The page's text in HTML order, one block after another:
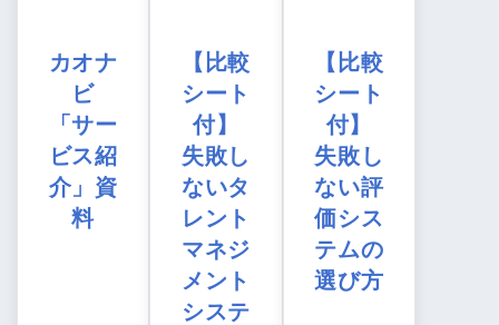
カオナ
ビ
「サー
ビス紹
介」資
料
【比較
シート
付】
失敗し
ないタ
レント
マネジ
メント
システ
【比較
シート
付】
失敗し
ない評
価シス
テムの
選び方